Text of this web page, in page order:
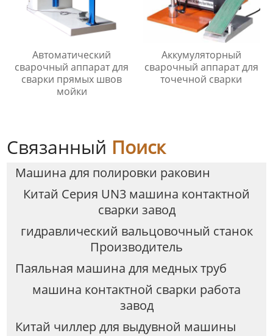
Автоматический
сварочный аппарат для
сварки прямых швов
мойки
Аккумуляторный
сварочный аппарат для
точечной сварки
Связанный Поиск
Машина для полировки раковин
Китай Серия UN3 машина контактной
сварки завод
гидравлический вальцовочный станок
Производитель
Паяльная машина для медных труб
машина контактной сварки работа
завод
Китай чиллер для выдувной машины